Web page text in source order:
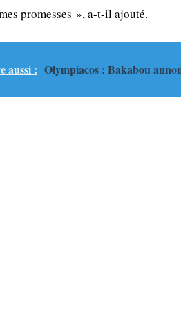
promesses », a-t-il ajouté.
aussi : Olympiacos : Bakabou